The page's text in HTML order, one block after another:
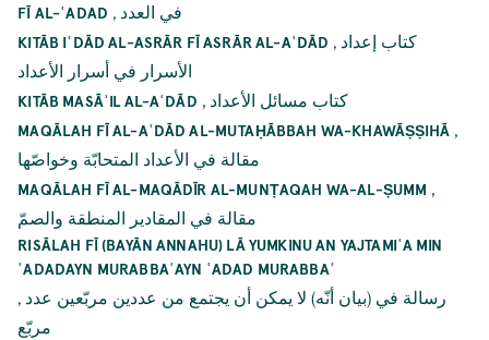
FĪ AL-ʿADAD , في العدد
KITĀB IʿDĀD AL-ASRĀR FĪ ASRĀR AL-AʿDĀD , كتاب إعداد
الأسرار في أسرار الأعداد
KITĀB MASĀʾIL AL-AʿDĀD , كتاب مسائل الأعداد
MAQĀLAH FĪ AL-AʿDĀD AL-MUTAḤĀBBAH WA-KHAWĀṢṢIHĀ,
مقالة في الأعداد المتحابّة وخواصّها
MAQĀLAH FĪ AL-MAQĀDĪR AL-MUNṬAQAH WA-AL-ṢUMM ,
مقالة في المقادير المنطقة والصمّ
RISĀLAH FĪ (BAYĀN ANNAHU) LĀ YUMKINU AN YAJTAMIʿA MIN
ʿADADAYN MURABBAʿAYN ʿADAD MURABBAʿ
, رسالة في (بيان أنّه) لا يمكن أن يجتمع من عددين مربّعين عدد
مربّع